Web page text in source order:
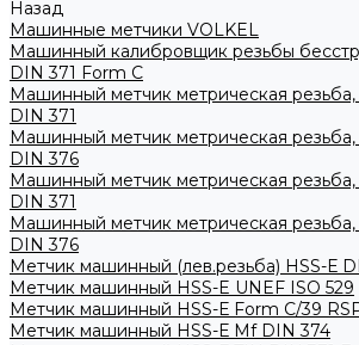
Назад
Машинные метчики VOLKEL
Машинный калибровщик резьбы
DIN 371 Form C
Машинный метчик метрическая резьба,
DIN 371
Машинный метчик метрическая резьба,
DIN 376
Машинный метчик метрическая резьба,
DIN 371
Машинный метчик метрическая резьба,
DIN 376
Метчик машинный (лев.резьба) HSS-Е
Метчик машинный HSS-E UNEF ISO 529
Метчик машинный HSS-Е Form C/39
Метчик машинный HSS-Е Mf DIN 374